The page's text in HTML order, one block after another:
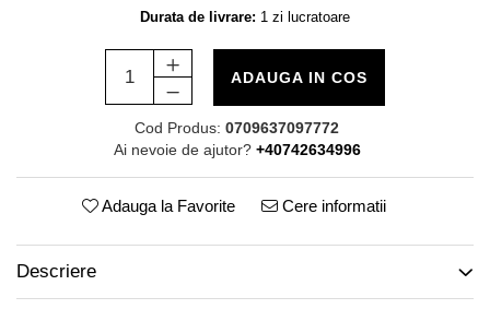
Durata de livrare: 1 zi lucratoare
ADAUGA IN COS
Cod Produs: 0709637097772
Ai nevoie de ajutor? +40742634996
Adauga la Favorite Cere informatii
Descriere